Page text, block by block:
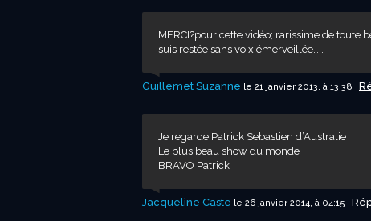
MERCI?pour cette vidéo; rarissime de toute
suis restée sans voix,émerveillée…..
Guillemet Suzanne le 21 janvier 2013, à 13:38
Je regarde Patrick Sebastien d’Australie
Le plus beau show du monde
BRAVO Patrick
Jacqueline Caste le 26 janvier 2014, à 04:15